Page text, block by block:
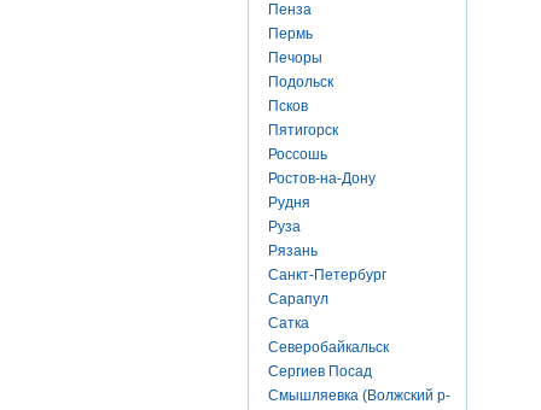
Пенза
Пермь
Печоры
Подольск
Псков
Пятигорск
Россошь
Ростов-на-Дону
Рудня
Руза
Рязань
Санкт-Петербург
Сарапул
Сатка
Северобайкальск
Сергиев Посад
Смышляевка (Волжский р-